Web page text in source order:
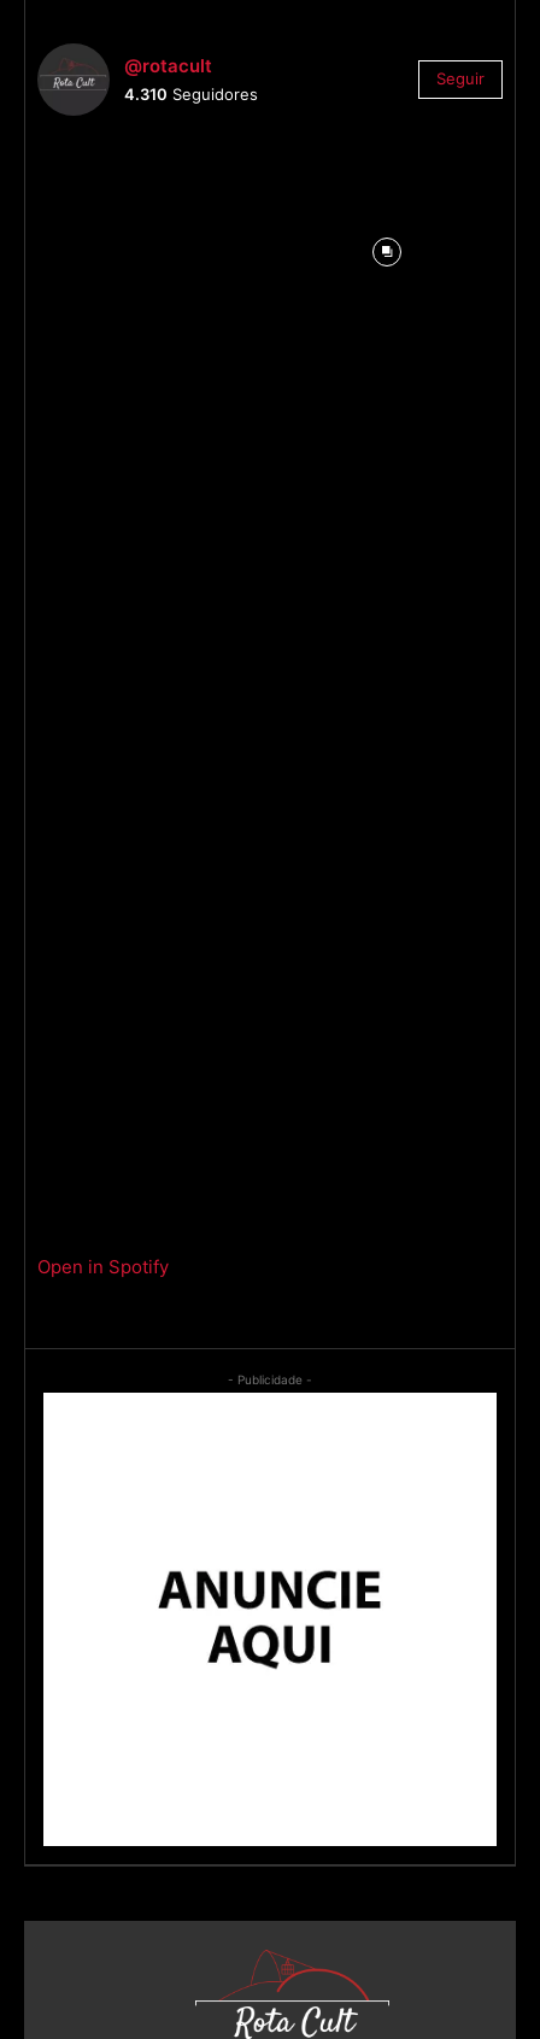
@rotacult
4.310 Seguidores
Seguir
Open in Spotify
- Publicidade -